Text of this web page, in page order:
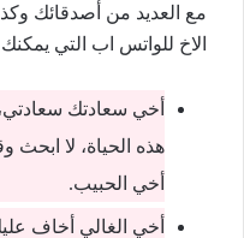
مع العديد من أصدقائك
الاخ للواتس اب التي يمكنك
أخي سعادتك
هذه الحياة، لا
أخي الحبيب.
أخي الغالي أخاف